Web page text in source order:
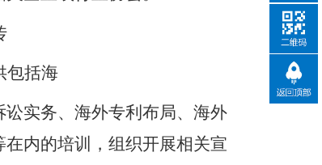
包括海
实务、海外专利布局、海外
内的培训，组织开展相关宣